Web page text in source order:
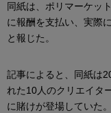
同紙は、ポリマーケッ
に報酬を支払い、実際
と報じた。
記事によると、同紙は
れた10人のクリエイタ
に賭けが登場していた